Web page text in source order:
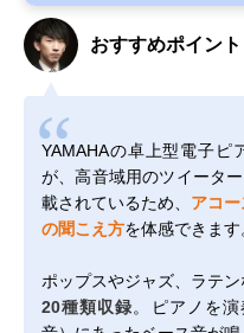
おすすめポイント
YAMAHAの卓上型電子ピ
が、高音域用のツイータ
載されているため、 アコ
の聞こえ方を体感できます
ポップスやジャズ、ラテ
20種類収録。ピアノを